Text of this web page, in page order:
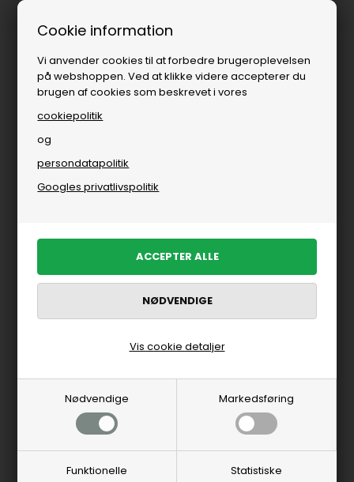
Cookie information
Vi anvender cookies til at forbedre brugeroplevelsen
på webshoppen. Ved at klikke videre accepterer du
brugen af cookies som beskrevet i vores
cookiepolitik
og
persondatapolitik
Googles privatlivspolitik
Nødvendige Markedsføring
Funktionelle Statistiske
Vis cookie detaljer
Accessories »Tasker
FILTRER PRODUKTER